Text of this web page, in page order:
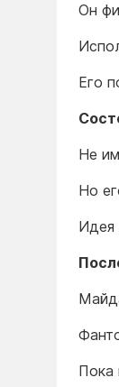
Он
Его
Не
Но
Идея
Пока